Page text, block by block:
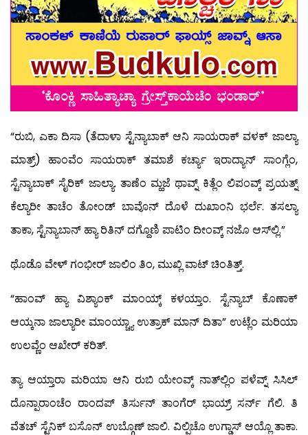
“ರುಬಿ, ಎಕಾ ದಿಸಾ (ತೆದಾಳಾ ಸ್ಟೆನ್ಯಾಬಾಕ್ ಆನಿ ಸಾಯರಾಕ್ ವಳಕ್ ಜಾಲ್ಯಾ
ಮಾತ್ರ್) ಹಾಂವೆಂ ಸಾಯರಾಕ್ ತಮಾಶೆ ಕರ್ಚ್ಯಾ ಇರಾದ್ಯಾನ್ ಸಾಂಗ್ಲೆಂ,
ಸ್ಟೆನ್ಯಾಬಾಕ್ ಸೈರಿಕ್ ಜಾಲ್ಯಾ. ತಾಣೆಂ ಮ್ಹಜೆ ಥಾವ್ನ್ ಕಿತ್ಲೆಂ ಲಿಪಂವ್ಕ್ ಪ್ರಯತ್ನ್
ಕೆಲ್ಯಾರೀ ತಾಚೆಂ ತೋಂಡ್ ಬಾವೊನ್ ದೊಳೆ ದುಖಾಂನಿ ಭರ್ಲೆ. ತಸಲ್ಯಾ
ತಾಕಾ, ಸ್ಟೆನ್ಯಾಬಾನ್ ಹ್ಯಾ ರಿತಿನ್ ದಗ್ದೊಣಿ ಪಾಟಿಂ ದೀಂವ್ಕ್ ನಜೊ ಆಸ್‍ಲ್ಲಿ.”
ಥೊಡೊ ವೇಳ್ ಗಂಭೀರ್ ಜಾಲಿಂ ತಿಂ, ಮುಖ್ಲಿ ವಾಟ್ ಚಿಂತಿತ್ತ್.
“ಹಾಂವ್ ಹ್ಯಾ ವಿಶ್ಯಾಂಕ್ ಮಾಂಯ್ಕ್ ಕಳಯ್ತಾಂ. ಸ್ಟೆನ್ಯಾಬ್ ಕೊಣಾಕ್
ಆಯ್ಕನಾ ಜಾಲ್ಯಾರೀ ಮಾಂಯ್ಚ್ಯಾ ಉತ್ರಾಕ್ ಮಾನ್ ದಿತಾ” ಉಟ್ಲೆಂ ಮರಿಯಾ
ಉಲವ್ಣೆಂ ಆಖೇರ್ ಕರಿತ್.
ತ್ಯಾ ಆಯ್ತಾರಾ ಮರಿಯಾ ಆನಿ ರುಬಿ ಯೇಂವ್ಕ್ ನಾತ್‍ಲ್ಲಿಂ ಪಳೆವ್ನ್ ಸಿಸಿಲ್
ದೊನ್ಪಾರಾಂಚೆಂ ರಾಂದಪ್ ತಿರ್ಸುನ್ ತಾಂಗೆರ್ ಭಾಯ್ರ್ ಸರ್ನ್ ಗೆಲಿ. ತಿ
ವೆತಚ್ ಸ್ಟೆನಿಕ್ ಬಸೊನ್ ಉಬ್ಗೊಣ್ ಜಾಲಿ. ವಿಲ್ಫಿಚೊ ಉಗ್ಡಾಸ್ ಆಯ್ಲೊ ತಾಕಾ.